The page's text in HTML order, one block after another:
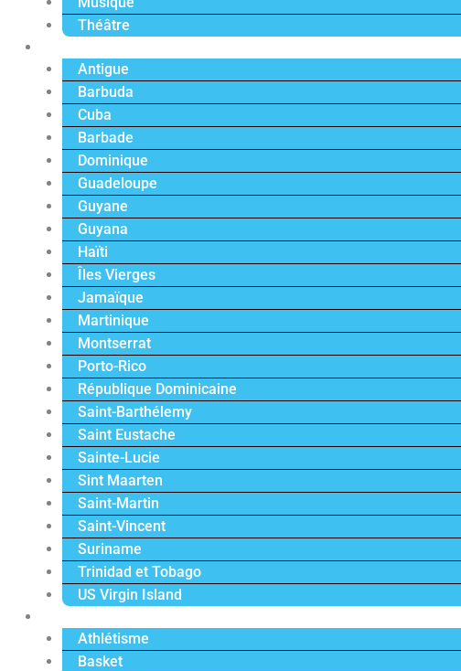
Théâtre
Antigue
Barbuda
Cuba
Barbade
Dominique
Guadeloupe
Guyane
Guyana
Haïti
Îles Vierges
Jamaïque
Martinique
Montserrat
Porto-Rico
République Dominicaine
Saint-Barthélemy
Saint Eustache
Sainte-Lucie
Sint Maarten
Saint-Martin
Saint-Vincent
Suriname
Trinidad et Tobago
US Virgin Island
Athlétisme
Basket